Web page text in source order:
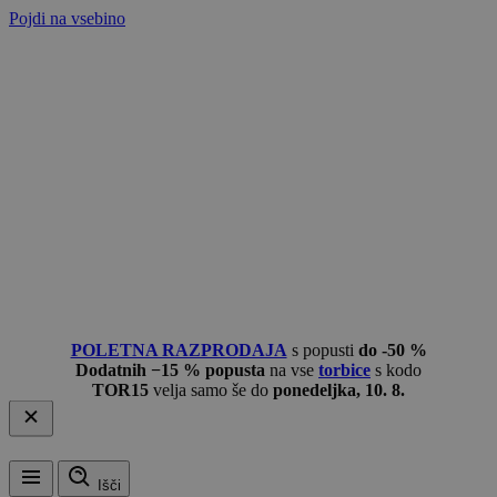
Pojdi na vsebino
POLETNA RAZPRODAJA s popusti do -50 %
Dodatnih −15 % popusta na vse torbice s kodo
TOR15 velja samo še do ponedeljka, 10. 8.
Išči